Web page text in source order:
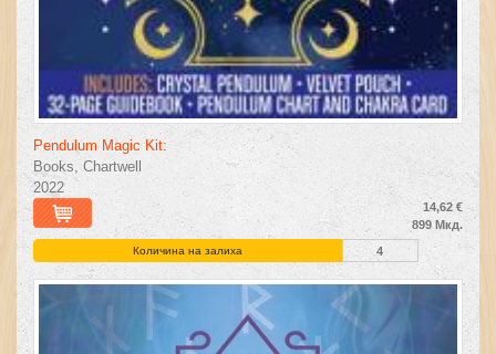
Pendulum Magic Kit:
Books, Chartwell
2022
14,62 €
899 Мкд.
Количина на залиха 4